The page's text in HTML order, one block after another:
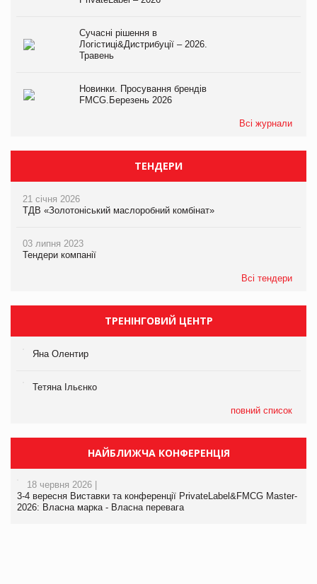
Сучасні рішення в
Логістиці&Дистрибуції – 2026.
Травень
Новинки. Просування брендів
FMCG.Березень 2026
Всі журнали
ТЕНДЕРИ
21 січня 2026
ТДВ «Золотоніський маслоробний комбінат»
03 липня 2023
Тендери компанії
Всі тендери
ТРЕНІНГОВИЙ ЦЕНТР
Яна Олентир
Тетяна Ільєнко
повний список
НАЙБЛИЖЧА КОНФЕРЕНЦІЯ
18 червня 2026 |
3-4 вересня Виставки та конференції PrivateLabel&FMCG Master-
2026: Власна марка - Власна перевага